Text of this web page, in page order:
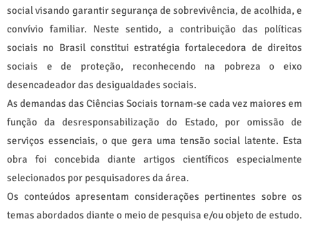
social visando garantir segurança de sobrevivência, de acolhida, e
convívio familiar. Neste sentido, a contribuição das políticas
sociais no Brasil constitui estratégia fortalecedora de direitos
sociais e de proteção, reconhecendo na pobreza o eixo
desencadeador das desigualdades sociais.
As demandas das Ciências Sociais tornam-se cada vez maiores em
função da desresponsabilização do Estado, por omissão de
serviços essenciais, o que gera uma tensão social latente. Esta
obra foi concebida diante artigos científicos especialmente
selecionados por pesquisadores da área.
Os conteúdos apresentam considerações pertinentes sobre os
temas abordados diante o meio de pesquisa e/ou objeto de estudo.